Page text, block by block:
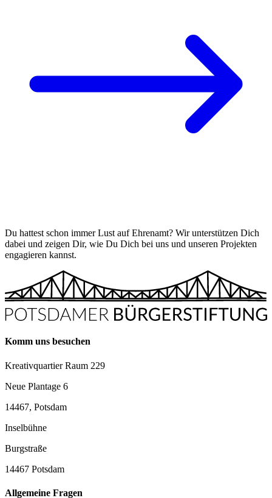
Du hattest schon immer Lust auf Ehrenamt? Wir unterstützen Dich
dabei und zeigen Dir, wie Du Dich bei uns und unseren Projekten
engagieren kannst.
Komm uns besuchen
Kreativquartier Raum 229
Neue Plantage 6
14467, Potsdam
Inselbühne
Burgstraße
14467 Potsdam
Allgemeine Fragen